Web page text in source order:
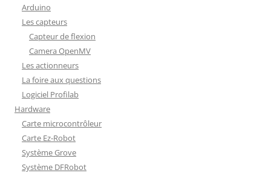
Arduino
Les capteurs
Capteur de flexion
Camera OpenMV
Les actionneurs
La foire aux questions
Logiciel Profilab
Hardware
Carte microcontrôleur
Carte Ez-Robot
Système Grove
Système DFRobot